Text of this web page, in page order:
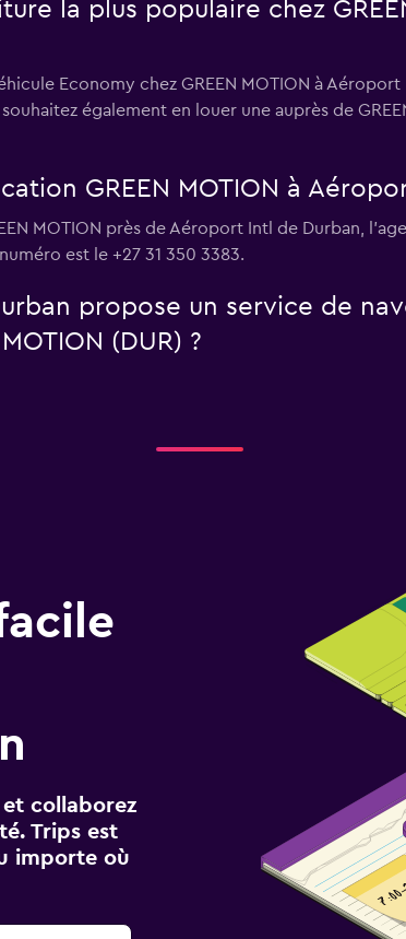
la plus populaire chez
Economy chez GREEN MOTION à
également en louer une auprès de
GREEN MOTION à
MOTION près de Aéroport Intl de Durban,
est le +27 31 350 3383.
propose un service de
(DUR) ?
et collaborez
Trips est
importe où